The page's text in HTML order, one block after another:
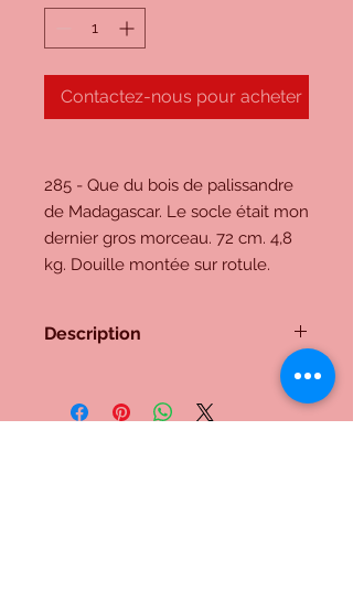
Contactez-nous pour acheter
285 - Que du bois de palissandre
de Madagascar. Le socle était mon
dernier gros morceau. 72 cm. 4,8
kg. Douille montée sur rotule.
Description
285 - Que du bois de palissandre de
Madagascar. Le socle était mon